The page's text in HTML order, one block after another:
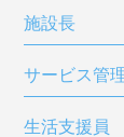
施設長
サービス管
生活支援員